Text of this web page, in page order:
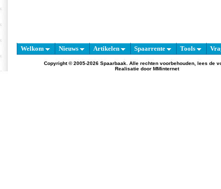
Welkom Nieuws Artikelen Spaarrente Tools
Copyright © 2005-2026 Spaarbaak. Alle rechten voorbehouden, lees de
Realisatie door MMinternet